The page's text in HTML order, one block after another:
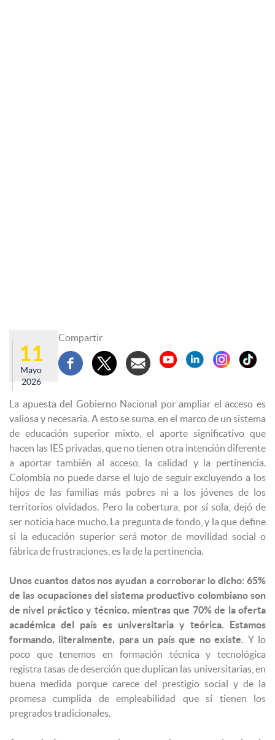
11
Mayo
2026
Compartir
La apuesta del Gobierno Nacional por ampliar el acceso es
valiosa y necesaria. A esto se suma, en el marco de un sistema
de educación superior mixto, el aporte significativo que
hacen las IES privadas, que no tienen otra intención diferente
a aportar también al acceso, la calidad y la pertinencia.
Colombia no puede darse el lujo de seguir excluyendo a los
hijos de las familias más pobres ni a los jóvenes de los
territorios olvidados. Pero la cobertura, por sí sola, dejó de
ser noticia hace mucho. La pregunta de fondo, y la que define
si la educación superior será motor de movilidad social o
fábrica de frustraciones, es la de la pertinencia.
Unos cuantos datos nos ayudan a corroborar lo dicho: 65%
de las ocupaciones del sistema productivo colombiano son
de nivel práctico y técnico, mientras que 70% de la oferta
académica del país es universitaria y teórica. Estamos
formando, literalmente, para un país que no existe. Y lo
poco que tenemos en formación técnica y tecnológica
registra tasas de deserción que duplican las universitarias, en
buena medida porque carece del prestigio social y de la
promesa cumplida de empleabilidad que sí tienen los
pregrados tradicionales.